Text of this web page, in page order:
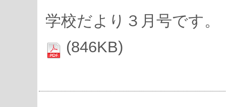
学校だより３月号です。
(846KB)